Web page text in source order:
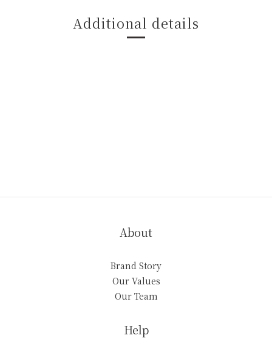
Additional details
About
Brand Story
Our Values
Our Team
Help